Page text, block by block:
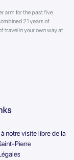
arm for the past five
21 years of
travel in your own way at
notre visite libre de la
Pierre